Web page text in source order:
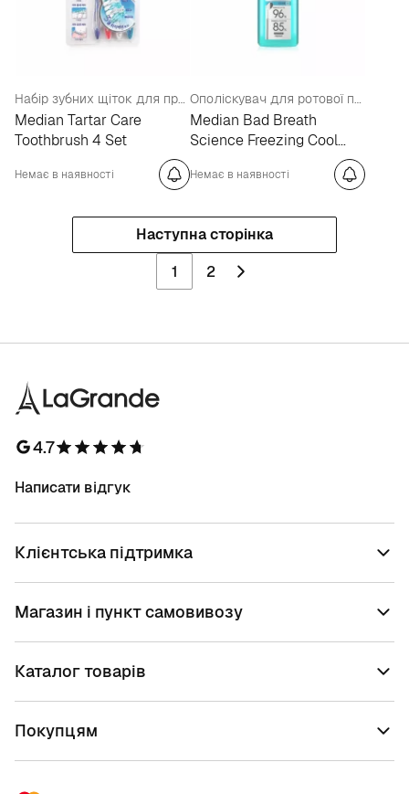
Набір зубних щіток для профілактики зубного каменю
Median Tartar Care
Toothbrush 4 Set
Немає в наявності
Ополіскувач для ротової порожнини «Свіжа м'ята»
Median Bad Breath
Science Freezing Cool
Немає в наявності
Наступна сторінка
1
2
4.7
Написати відгук
Клієнтська підтримка
Магазин і пункт самовивозу
Каталог товарів
Покупцям